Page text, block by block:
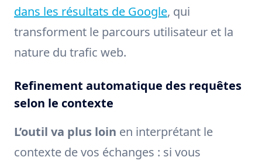
dans les résultats de Google, qui
transforment le parcours utilisateur et la
nature du trafic web.
Refinement automatique des requêtes
selon le contexte
L’outil va plus loin en interprétant le
contexte de vos échanges : si vous